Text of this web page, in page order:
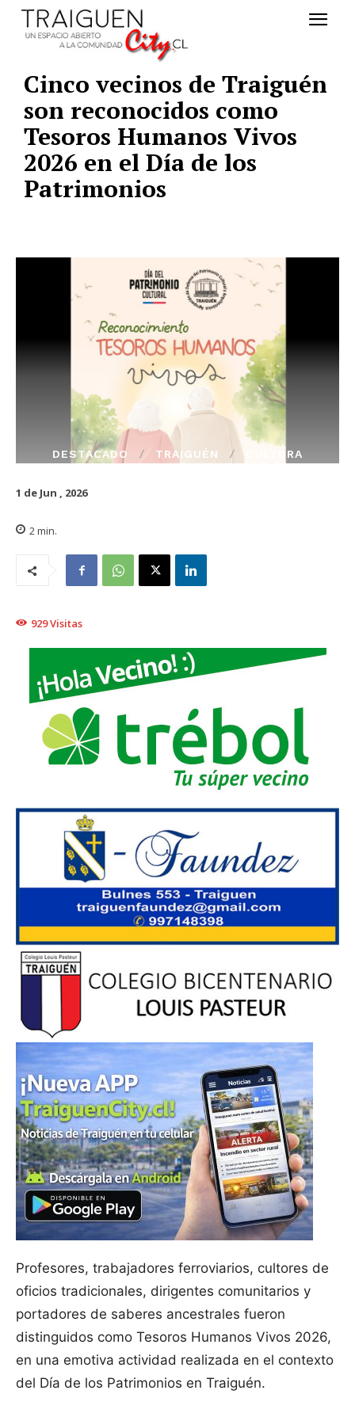
Cinco vecinos de Traiguén
son reconocidos como
Tesoros Humanos Vivos
2026 en el Día de los
Patrimonios
DESTACADO TRAIGUÉN CULTURA
1 de Jun , 2026
2 min.
929Visitas
Profesores, trabajadores ferroviarios, cultores de
oficios tradicionales, dirigentes comunitarios y
portadores de saberes ancestrales fueron
distinguidos como Tesoros Humanos Vivos 2026,
en una emotiva actividad realizada en el contexto
del Día de los Patrimonios en Traiguén.